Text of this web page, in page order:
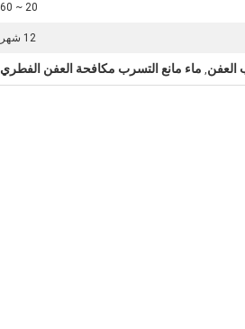
20 ~ 60
12 شهر
العفن, ماء مانع التسرب مكافحة العفن الفطري